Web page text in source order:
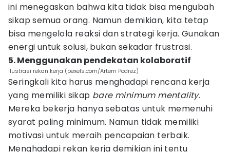
ini menegaskan bahwa kita tidak bisa mengubah
sikap semua orang. Namun demikian, kita tetap
bisa mengelola reaksi dan strategi kerja. Gunakan
energi untuk solusi, bukan sekadar frustrasi.
5. Menggunakan pendekatan kolaboratif
ilustrasi rekan kerja (pexels.com/Artem Podrez)
Seringkali kita harus menghadapi rencana kerja
yang memiliki sikap bare minimum mentality.
Mereka bekerja hanya sebatas untuk memenuhi
syarat paling minimum. Namun tidak memiliki
motivasi untuk meraih pencapaian terbaik.
Menghadapi rekan kerja demikian ini tentu